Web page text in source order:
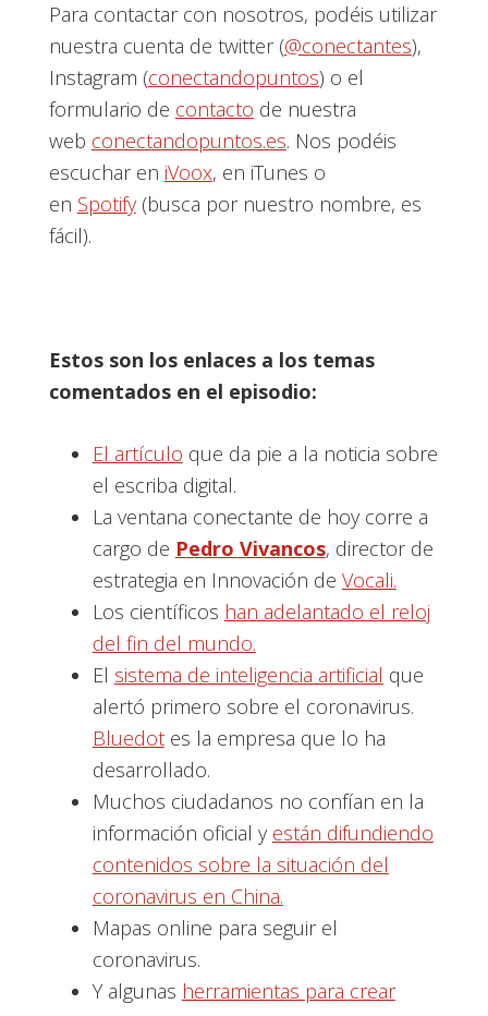
Para contactar con nosotros, podéis utilizar
nuestra cuenta de twitter (@conectantes),
Instagram (conectandopuntos) o el
formulario de contacto de nuestra
web conectandopuntos.es. Nos podéis
escuchar en iVoox, en iTunes o
en Spotify(busca por nuestro nombre, es
fácil).
Estos son los enlaces a los temas
comentados en el episodio:
El artículo que da pie a la noticia sobre
el escriba digital.
La ventana conectante de hoy corre a
cargo de Pedro Vivancos, director de
estrategia en Innovación de Vocali.
Los científicos han adelantado el reloj
del fin del mundo.
El sistema de inteligencia artificial que
alertó primero sobre el coronavirus.
Bluedotes la empresa que lo ha
desarrollado.
Muchos ciudadanos no confían en la
información oficial y están difundiendo
contenidos sobre la situación del
coronavirus en China.
Mapas online para seguir el
coronavirus.
Y algunas herramientas para crear